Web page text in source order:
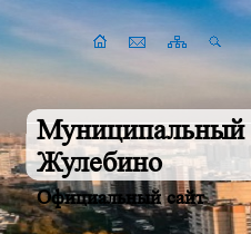
Муниципальный
Жулебино
Официальный сайт